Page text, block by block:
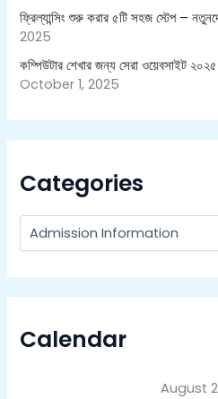
ফ্রিল্যান্সিং শুরু করার ৫টি সহজ স্টেপ –
2025
কম্পিউটার শেখার জন্য সেরা ওয়েবসাইট ২০২৫
October 1, 2025
Categories
Calendar
August